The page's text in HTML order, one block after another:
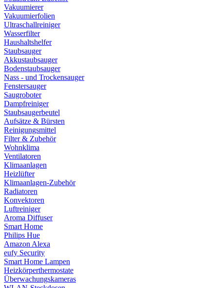
Vakuumierer
Vakuumierfolien
Ultraschallreiniger
Wasserfilter
Haushaltshelfer
Staubsauger
Akkustaubsauger
Bodenstaubsauger
Nass - und Trockensauger
Fenstersauger
Saugroboter
Dampfreiniger
Staubsaugerbeutel
Aufsätze & Bürsten
Reinigungsmittel
Filter & Zubehör
Wohnklima
Ventilatoren
Klimaanlagen
Heizlüfter
Klimaanlagen-Zubehör
Radiatoren
Konvektoren
Luftreiniger
Aroma Diffuser
Smart Home
Philips Hue
Amazon Alexa
eufy Security
Smart Home Lampen
Heizkörperthermostate
Überwachungskameras